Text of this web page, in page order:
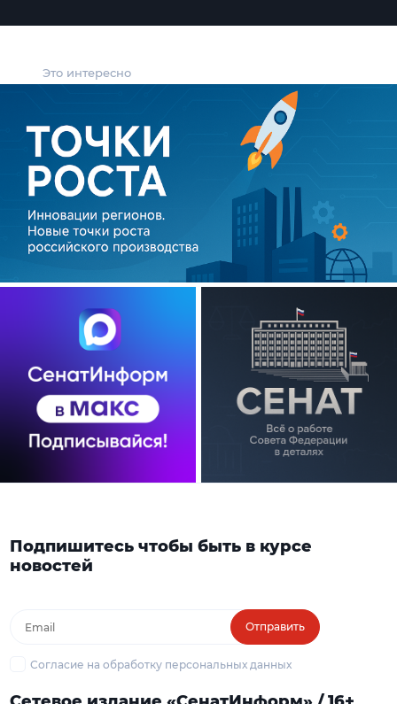
Это интересно
Подпишитесь чтобы быть в курсе
новостей
Отправить
Согласие на обработку персональных данных